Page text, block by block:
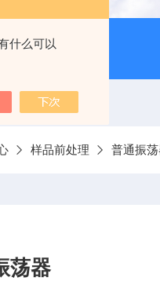
什么可以
D大型全自动翻转式振
样品前处理 普通振荡
荡器